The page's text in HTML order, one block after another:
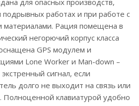
для опасных производств,
подрывных работах и при работе с
материалами. Рация помещена в
негорючий корпус класса
GPS модулем и
Lone Worker и Man-down –
сигнал, если
долго не выходит на связь или
клавиатурой удобно